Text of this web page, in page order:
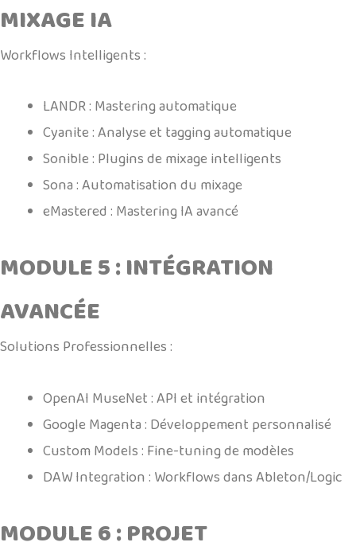
MIXAGE IA
Workflows Intelligents :
LANDR : Mastering automatique
Cyanite : Analyse et tagging automatique
Sonible : Plugins de mixage intelligents
Sona : Automatisation du mixage
eMastered : Mastering IA avancé
MODULE 5 : INTÉGRATION
AVANCÉE
Solutions Professionnelles :
OpenAI MuseNet : API et intégration
Google Magenta : Développement personnalisé
Custom Models : Fine-tuning de modèles
DAW Integration : Workflows dans Ableton/Logic
MODULE 6 : PROJET